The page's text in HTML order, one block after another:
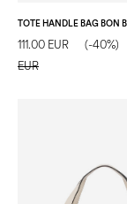
111.00 EUR (-40%)
EUR